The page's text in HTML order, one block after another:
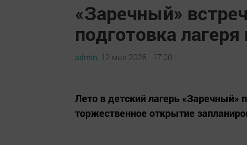
«Заречный»
подготовка
admin, 12 мая 2026 - 17:00
Лето в детский лагерь «Заречный»
торжественное открытие